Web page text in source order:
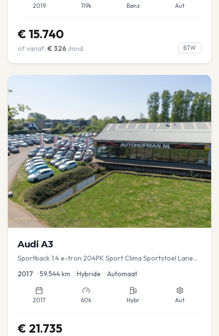
2019 119k Benz Aut
€ 15.740
of vanaf: € 326 /mnd BTW
Audi A3
Sportback 1.4 e-tron 204PK Sport Clima Sportstoel Lane
2017 •59.544km •Hybride •Automaat
2017 60k Hybr Aut
€ 21.735